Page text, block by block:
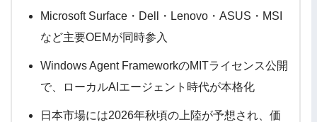
Microsoft Surface・Dell・Lenovo・ASUS・MSI
など主要OEMが同時参入
Windows Agent FrameworkのMITライセンス公開
で、ローカルAIエージェント時代が本格化
日本市場には2026年秋頃の上陸が予想され、価